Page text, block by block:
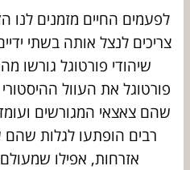
לפעמים החיים מזמנים לנו
שיהודי פורטוגל גורשו
פורטוגל את העוול
שהם צאצאי המגורשים
רבים הופתעו לגלות
אזרחות, אפילו